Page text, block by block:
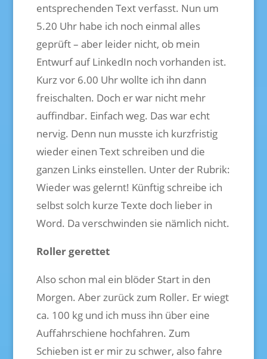
entsprechenden Text verfasst. Nun um
5.20 Uhr habe ich noch einmal alles
geprüft – aber leider nicht, ob mein
Entwurf auf LinkedIn noch vorhanden ist.
Kurz vor 6.00 Uhr wollte ich ihn dann
freischalten. Doch er war nicht mehr
auffindbar. Einfach weg. Das war echt
nervig. Denn nun musste ich kurzfristig
wieder einen Text schreiben und die
ganzen Links einstellen. Unter der Rubrik:
Wieder was gelernt! Künftig schreibe ich
selbst solch kurze Texte doch lieber in
Word. Da verschwinden sie nämlich nicht.
Roller gerettet
Also schon mal ein blöder Start in den
Morgen. Aber zurück zum Roller. Er wiegt
ca. 100 kg und ich muss ihn über eine
Auffahrschiene hochfahren. Zum
Schieben ist er mir zu schwer, also fahre